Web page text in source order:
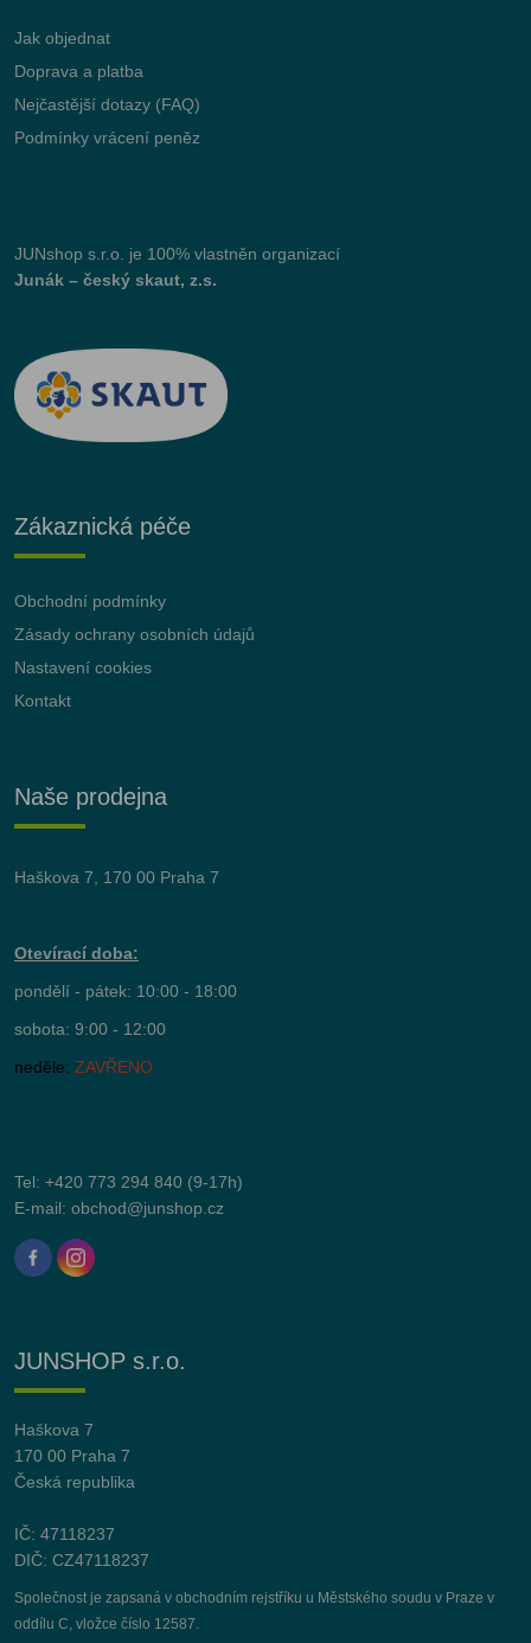
Jak objednat
Doprava a platba
Nejčastější dotazy (FAQ)
Podmínky vrácení peněz
JUNshop s.r.o.
je 100% vlastněn organizací
Junák – český skaut, z.s.
Zákaznická péče
Obchodní podmínky
Zásady ochrany osobních údajů
Nastavení cookies
Kontakt
Naše prodejna
Haškova 7, 170 00 Praha 7
Otevírací doba:
pondělí - pátek: 10:00 - 18:00
sobota: 9:00 - 12:00
neděle: ZAVŘENO
Tel: +420 773 294 840 (9-17h)
E-mail: obchod@junshop.cz
JUNSHOP s.r.o.
Haškova 7
170 00 Praha 7
Česká republika
IČ: 47118237
DIČ: CZ47118237
Společnost je zapsaná v obchodním rejstříku u Městského soudu v Praze v
oddílu C, vložce číslo 12587.